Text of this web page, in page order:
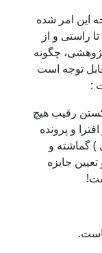
این امر شده
راستی و از
چگونه
توجه است
:
رقیب هیچ
و پرونده
) گماشته و
جایزه